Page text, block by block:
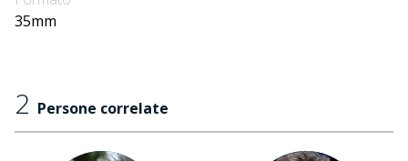
35mm
2 Persone correlate